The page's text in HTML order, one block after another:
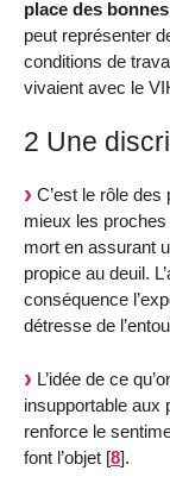
place des
peut représenter
conditions de
vivaient avec le
2 Une
C’est le rôle des
mieux les
mort en assurant
propice au deuil.
conséquence
détresse de
L’idée de ce
insupportable aux
renforce le
font l’objet [8].